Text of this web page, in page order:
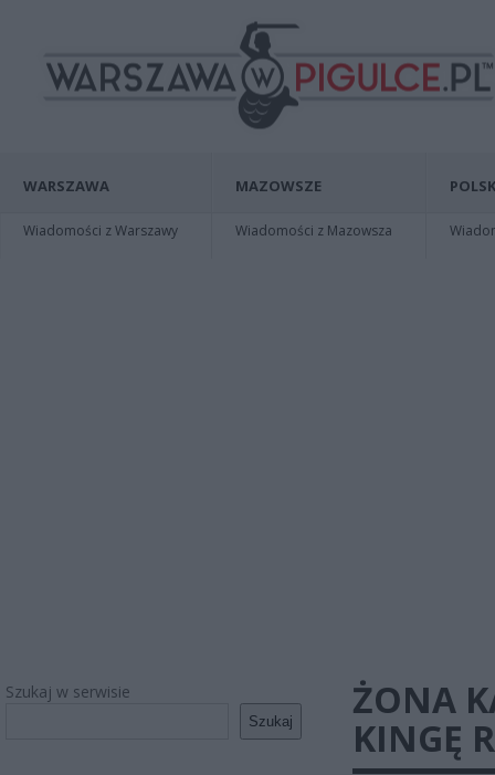
WARSZAWA
Wiadomości z Warszawy
MAZOWSZE
Wiadomości z Mazowsza
Szukaj w serwisie
Szukaj
ŻONA
KINGĘ